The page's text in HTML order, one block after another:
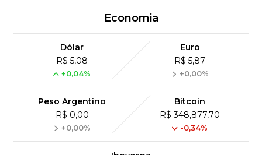
Economia
Dólar
R$ 5,08
+0,04%
Euro
R$ 5,87
+0,00%
Peso Argentino
R$ 0,00
+0,00%
Bitcoin
R$ 348,877,70
-0,34%